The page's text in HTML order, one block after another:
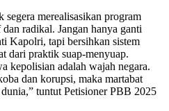
segera merealisasikan program
radikal. Jangan hanya ganti
Kapolri, tapi bersihkan sistem
dari praktik suap-menyuap.
kepolisian adalah wajah negara.
dan korupsi, maka martabat
tuntut Petisioner PBB 2025